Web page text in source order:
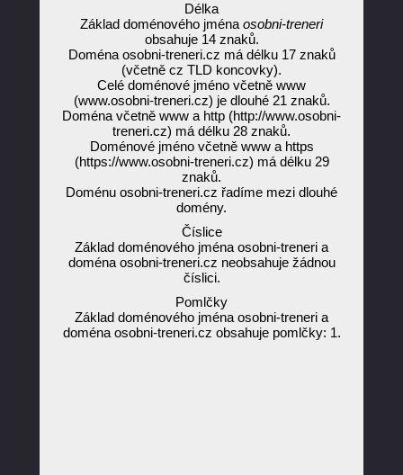
Délka
Základ doménového jména osobni-treneri
obsahuje 14 znaků.
Doména osobni-treneri.cz má délku 17 znaků
(včetně cz TLD koncovky).
Celé doménové jméno včetně www
(www.osobni-treneri.cz) je dlouhé 21 znaků.
Doména včetně www a http (http://www.osobni-
treneri.cz) má délku 28 znaků.
Doménové jméno včetně www a https
(https://www.osobni-treneri.cz) má délku 29
znaků.
Doménu osobni-treneri.cz řadíme mezi dlouhé
domény.
Číslice
Základ doménového jména osobni-treneri a
doména osobni-treneri.cz neobsahuje žádnou
číslici.
Pomlčky
Základ doménového jména osobni-treneri a
doména osobni-treneri.cz obsahuje pomlčky: 1.